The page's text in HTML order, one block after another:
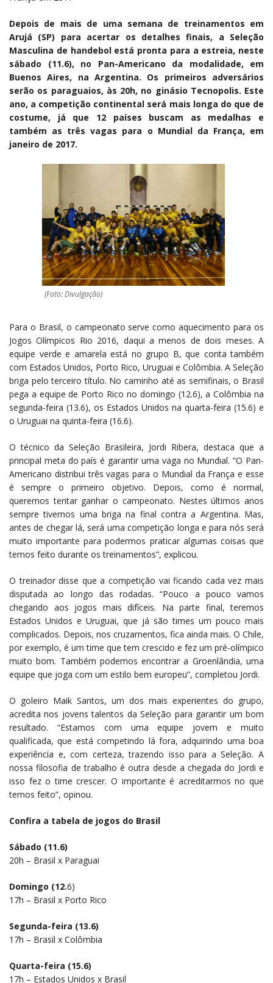
Depois de mais de uma semana de treinamentos em
Arujá (SP) para acertar os detalhes finais, a Seleção
Masculina de handebol está pronta para a estreia, neste
sábado (11.6), no Pan-Americano da modalidade, em
Buenos Aires, na Argentina. Os primeiros adversários
serão os paraguaios, às 20h, no ginásio Tecnopolis. Este
ano, a competição continental será mais longa do que de
costume, já que 12 países buscam as medalhas e
também as três vagas para o Mundial da França, em
janeiro de 2017.
(Foto: Divulgação)
Para o Brasil, o campeonato serve como aquecimento para os
Jogos Olímpicos Rio 2016, daqui a menos de dois meses. A
equipe verde e amarela está no grupo B, que conta também
com Estados Unidos, Porto Rico, Uruguai e Colômbia. A Seleção
briga pelo terceiro título. No caminho até as semifinais, o Brasil
pega a equipe de Porto Rico no domingo (12.6), a Colômbia na
segunda-feira (13.6), os Estados Unidos na quarta-feira (15.6) e
o Uruguai na quinta-feira (16.6).
O técnico da Seleção Brasileira, Jordi Ribera, destaca que a
principal meta do país é garantir uma vaga no Mundial. “O Pan-
Americano distribui três vagas para o Mundial da França e esse
é sempre o primeiro objetivo. Depois, como é normal,
queremos tentar ganhar o campeonato. Nestes últimos anos
sempre tivemos uma briga na final contra a Argentina. Mas,
antes de chegar lá, será uma competição longa e para nós será
muito importante para podermos praticar algumas coisas que
temos feito durante os treinamentos”, explicou.
O treinador disse que a competição vai ficando cada vez mais
disputada ao longo das rodadas. “Pouco a pouco vamos
chegando aos jogos mais difíceis. Na parte final, teremos
Estados Unidos e Uruguai, que já são times um pouco mais
complicados. Depois, nos cruzamentos, fica ainda mais. O Chile,
por exemplo, é um time que tem crescido e fez um pré-olímpico
muito bom. Também podemos encontrar a Groenlândia, uma
equipe que joga com um estilo bem europeu”, completou Jordi.
O goleiro Maik Santos, um dos mais experientes do grupo,
acredita nos jovens talentos da Seleção para garantir um bom
resultado. “Estamos com uma equipe jovem e muito
qualificada, que está competindo lá fora, adquirindo uma boa
experiência e, com certeza, trazendo isso para a Seleção. A
nossa filosofia de trabalho é outra desde a chegada do Jordi e
isso fez o time crescer. O importante é acreditarmos no que
temos feito”, opinou.
Confira a tabela de jogos do Brasil
Sábado (11.6)
20h – Brasil x Paraguai
Domingo (12.6)
17h – Brasil x Porto Rico
Segunda-feira (13.6)
17h – Brasil x Colômbia
Quarta-feira (15.6)
17h – Estados Unidos x Brasil